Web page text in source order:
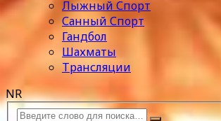
Лыжный Спорт
Санный Спорт
Гандбол
Шахматы
Трансляции
NR